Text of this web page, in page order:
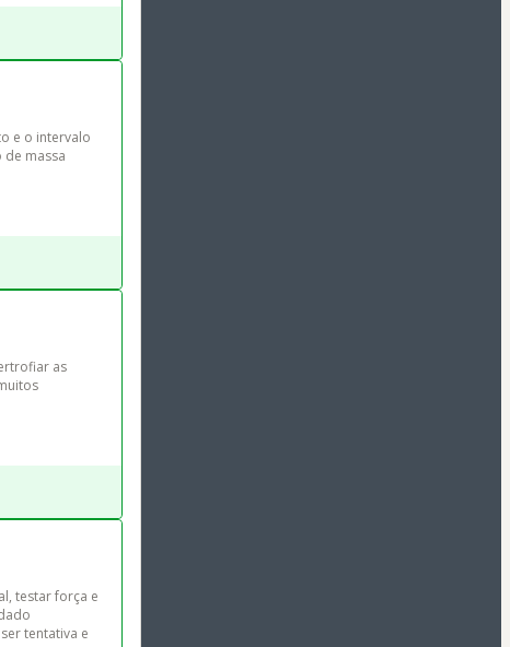
e o intervalo
massa
as
testar força e
tentativa e